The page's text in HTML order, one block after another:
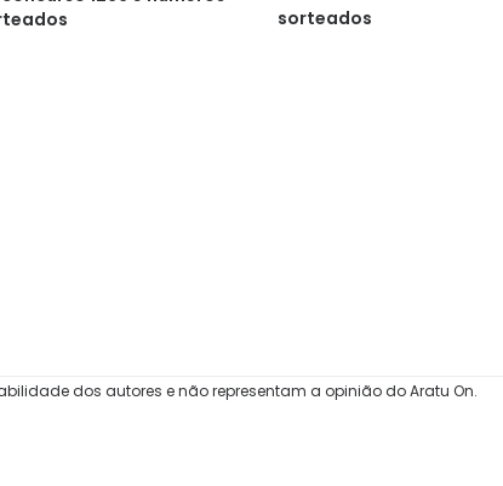
sorteados
dos autores e não representam a opinião do Aratu On.